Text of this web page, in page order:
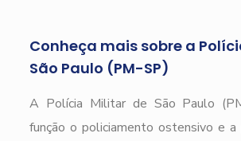
Conheça mais sobre a
São Paulo (PM-SP)
A Polícia Militar de São Paulo
função o policiamento ostensivo e a